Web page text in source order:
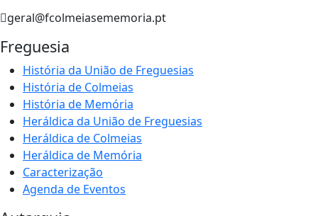
geral@fcolmeiasememoria.pt
Freguesia
História da União de Freguesias
História de Colmeias
História de Memória
Heráldica da União de Freguesias
Heráldica de Colmeias
Heráldica de Memória
Caracterização
Agenda de Eventos